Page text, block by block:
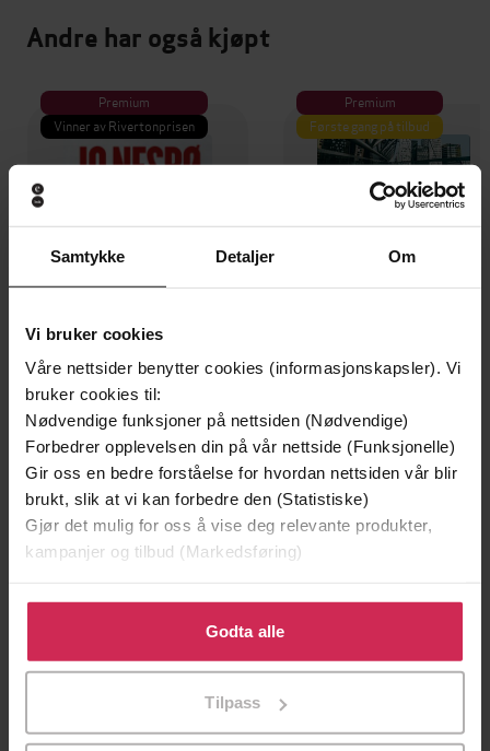
Samtykke Detaljer Om
Vi bruker cookies
Våre nettsider benytter cookies (informasjonskapsler). Vi
bruker cookies til:
Nødvendige funksjoner på nettsiden (Nødvendige)
Forbedrer opplevelsen din på vår nettside (Funksjonelle)
Gir oss en bedre forståelse for hvordan nettsiden vår blir
brukt, slik at vi kan forbedre den (Statistiske)
Gjør det mulig for oss å vise deg relevante produkter,
kampanjer og tilbud (Markedsføring)
Klikk på «Godta alle» for å gi oss ditt samtykke til å
bruke cookies for alle disse formålene. Du kan også
tilpasse ditt samtykke til spesifikke formål ved å klikke
Godta alle
Tilpass
Andre har også kjøpt
Premium
Vinner av Rivertonprisen
199,-
Minnesota
Jo Nesbø
Premium
Første gang på tilbud
349,-
Utskudd
Jørn Lier Horst
The Highs and Lows of My Life on a Little-
Known Part of the Autism Spectrum
Harry Thompson(forfatter),
(innleser)